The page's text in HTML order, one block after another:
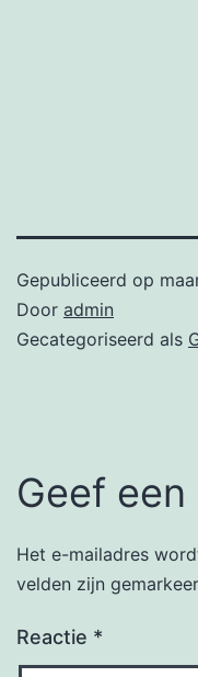
Gepubliceerd op
Door admin
Gecategoriseerd als
Geef
Het e-mailadres
velden zijn
Reactie *